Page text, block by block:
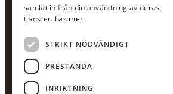
511 57 Kinna
UPPGIFTER
Orgnummer
559375-8161
Swishnummer
samlat in från din användning av deras
tjänster. Läs mer
STRIKT NÖDVÄNDIGT
PRESTANDA
INRIKTNING